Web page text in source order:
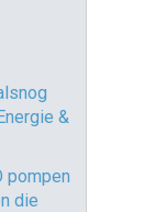
&
pompen
die